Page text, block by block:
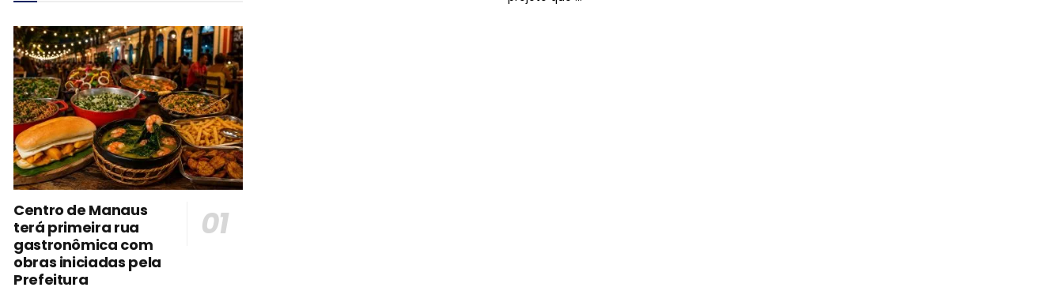
Centro de Manaus
terá primeira rua
gastronômica com
obras iniciadas pela
Prefeitura